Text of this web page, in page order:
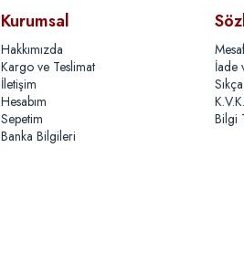
Kurumsal
Hakkımızda
Kargo ve Teslimat
İletişim
Hesabım
Sepetim
Banka Bilgileri
İade
Bilgi